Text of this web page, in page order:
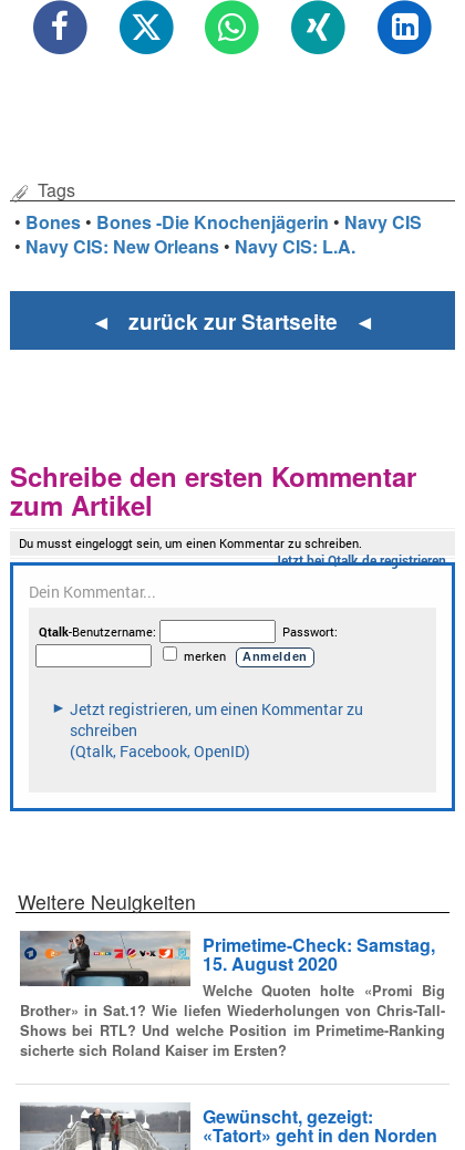
Tags
• Bones • Bones -Die Knochenjägerin • Navy CIS
• Navy CIS: New Orleans • Navy CIS: L.A.
◄ zurück zur Startseite ◄
Schreibe den ersten Kommentar
zum Artikel
Weitere Neuigkeiten
Primetime-Check: Samstag,
15. August 2020
Welche Quoten holte «Promi Big
Brother» in Sat.1? Wie liefen Wiederholungen von Chris-Tall-
Shows bei RTL? Und welche Position im Primetime-Ranking
sicherte sich Roland Kaiser im Ersten?
Gewünscht, gezeigt:
«Tatort» geht in den Norden